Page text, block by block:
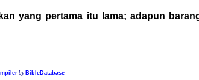
yang pertama itu lama; adapun
by BibleDatabase